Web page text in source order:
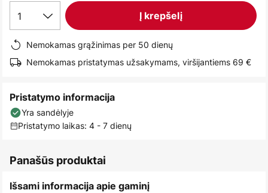
1 Į krepšelį
Nemokamas grąžinimas per 50 dienų
Nemokamas pristatymas užsakymams, viršijantiems 69 €
Pristatymo informacija
Yra sandėlyje
Pristatymo laikas: 4 - 7 dienų
Panašūs produktai
Išsami informacija apie gaminį